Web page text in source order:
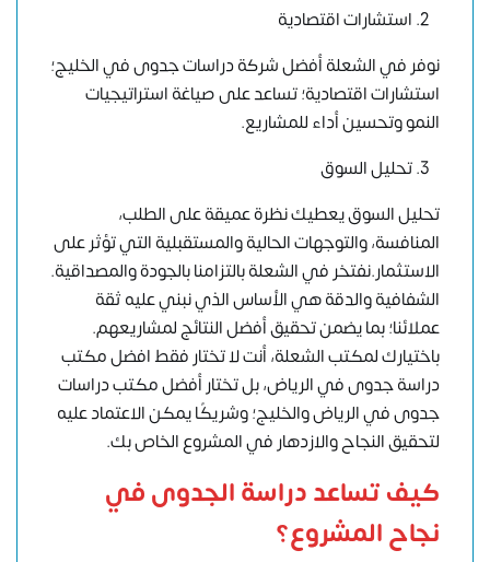
استشارات اقتصادية
نوفر في الشعلةأفضل شركة دراسات جدوى في الخليج؛
استشارات اقتصادية؛ تساعد على صياغة استراتيجيات
النمو وتحسين أداء للمشاريع.
تحليل السوق
تحليل السوق يعطيك نظرة عميقة على الطلب،
المنافسة، والتوجهات الحالية والمستقبلية التي تؤثر على
الاستثمار.نفتخر في الشعلة بالتزامنا بالجودة والمصداقية.
الشفافية والدقة هي الأساس الذي نبني عليه ثقة
عملائنا؛ بما يضمن تحقيق أفضل النتائج لمشاريعهم.
باختيارك لمكتب الشعلة، أنت لا تختار فقط افضل مكتب
دراسة جدوى في الرياض، بل تختار أفضل مكتب دراسات
جدوى في الرياض والخليج؛ وشريكًا يمكن الاعتماد عليه
لتحقيق النجاح والازدهار في المشروع الخاص بك.
كيف تساعد دراسة الجدوى في
نجاح المشروع؟